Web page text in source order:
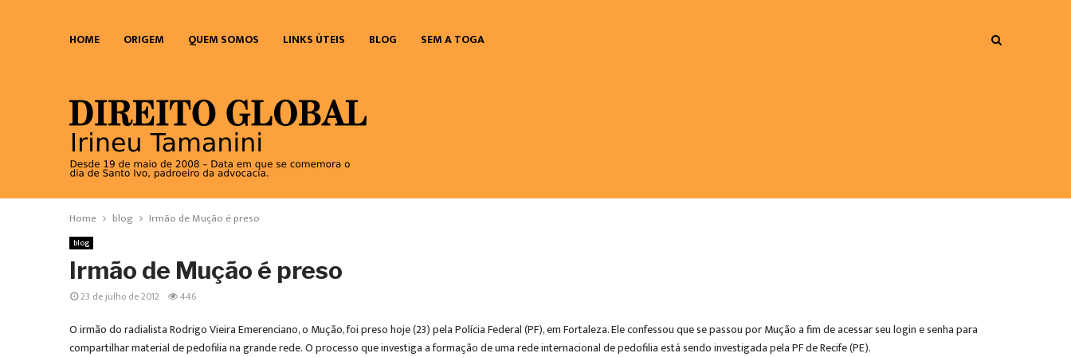
HOME ORIGEM QUEM SOMOS LINKS ÚTEIS BLOG SEM A TOGA
Home blog Irmão de Mução é preso
blog
Irmão de Mução é preso
23 de julho de 2012 446
O irmão do radialista Rodrigo Vieira Emerenciano, o Mução, foi preso hoje (23) pela Polícia Federal (PF), em Fortaleza. Ele confessou que se passou por Mução a fim de acessar seu login e senha para
compartilhar material de pedofilia na grande rede. O processo que investiga a formação de uma rede internacional de pedofilia está sendo investigada pela PF de Recife (PE).